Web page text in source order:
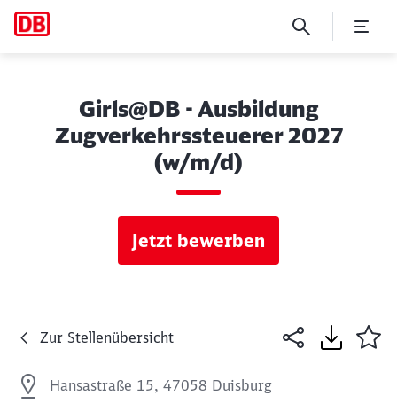
Girls@DB - Ausbildung
Zugverkehrssteuerer 2027
(w/m/d)
Jetzt bewerben
Zur Stellenübersicht
Hansastraße 15, 47058 Duisburg